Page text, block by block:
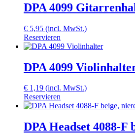
DPA 4099
€ 5,95 (incl. MwSt.)
Reservieren
DPA 4099
€ 1,19 (incl. MwSt.)
Reservieren
DPA Headset 4088-F